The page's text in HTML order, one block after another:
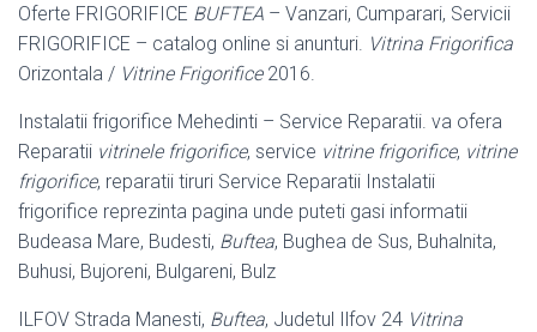
Oferte FRIGORIFICE BUFTEA – Vanzari, Cumparari, Servicii
FRIGORIFICE – catalog online si anunturi. Vitrina Frigorifica
Orizontala / Vitrine Frigorifice2016.
Instalatii frigorifice Mehedinti – Service Reparatii. va ofera
Reparatii vitrinele frigorifice, service vitrine frigorifice, vitrine
frigorifice, reparatii tiruri Service Reparatii Instalatii
frigorifice reprezinta pagina unde puteti gasi informatii
Budeasa Mare, Budesti, Buftea, Bughea de Sus, Buhalnita,
Buhusi, Bujoreni, Bulgareni, Bulz
ILFOV Strada Manesti, Buftea, Judetul Ilfov 24 Vitrina